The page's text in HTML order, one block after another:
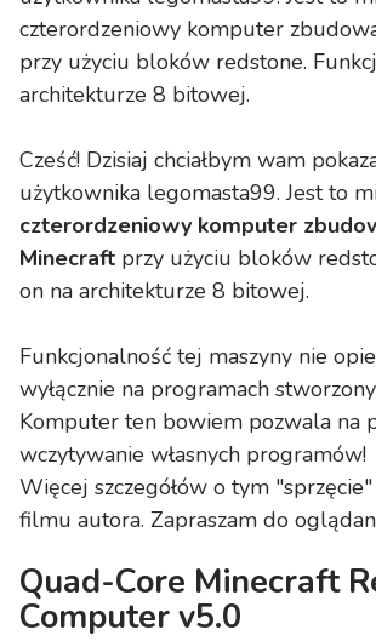
czterordzeniowy komputer
przy użyciu bloków redstone.
architekturze 8 bitowej.
Cześć! Dzisiaj chciałbym wam
użytkownika legomasta99. Jest to
czterordzeniowy komputer
Minecraft przy użyciu bloków
on na architekturze 8 bitowej.
Funkcjonalność tej maszyny nie
wyłącznie na programach
Komputer ten bowiem pozwala na
wczytywanie własnych programów!
Więcej szczegółów o tym
filmu autora. Zapraszam do
Quad-Core Minecraft
Computer v5.0